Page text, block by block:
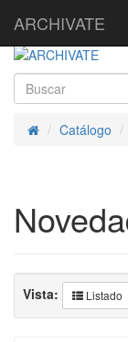
ARCHIVATE
InicioCatálogo
Vista: Listado